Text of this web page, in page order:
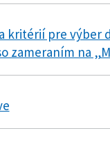
kritérií pre výber
zameraním na